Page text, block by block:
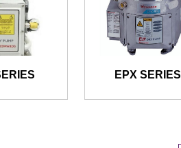
EPX SERIES